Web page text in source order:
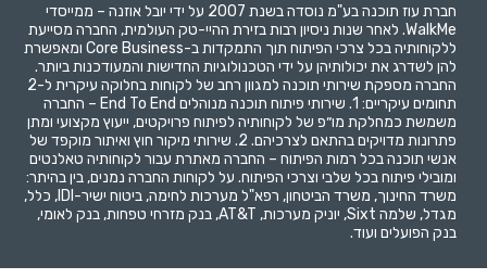
חברת עוז תוכנה בע"מ נוסדה בשנת 2007 על ידי יובל אוזנה – ממייסדי
WalkMe. לאחר שנות ניסיון רבות בזירת ההיי-טק העולמית, החברה מסייעת
ללקוחותיה בכל צרכי הפיתוח תוך התמקדות ב-Core Business ומאפשרת
להן לשדרג את יכולותיהן על ידי הטכנולוגיות החדישות והמעודכנות ביותר.
החברה מספקת שירותי תוכנה למגוון רחב של לקוחות בחלוקה עיקרית ל-2
תחומים עיקריים: 1. שירותי פיתוח תוכנה מנוהלים End To End – החברה
משמשת כמחלקת מו״פ של לקוחותיה לפיתוח פרויקטים, ייעוץ מקצועי ומתן
פתרונות מדויקים בהתאם לצרכיהם. 2. שירותי מיקור חוץ ואיתור מוקפד של
אנשי תוכנה בכל רמות הפיתוח – החברה מאתרת עבור לקוחותיה טאלנטים
ומובילי פיתוח בכל שלבי וצרכי הפיתוח. על לקוחות החברה נמנים, בין בהיתר:
משרד החינוך, משרד הביטחון, רפא"ל מערכות לחימה, ביטוח ישיר-IDI, כלל,
מגדל, שלמה Sixt, יוניק מערכות, AT&T, בנק מזרחי טפחות, בנק לאומי,
בנק הפועלים ועוד.